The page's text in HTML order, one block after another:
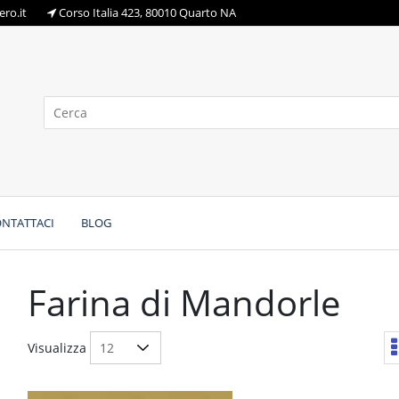
Corso Italia 423, 80010 Quarto NA
BLOG
Farina di Mandorle
Visualizza